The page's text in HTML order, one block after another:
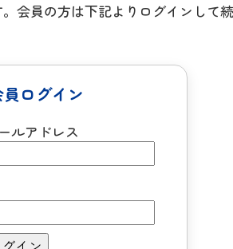
会員の方は下記よりログインして
ログイン
ルアドレス